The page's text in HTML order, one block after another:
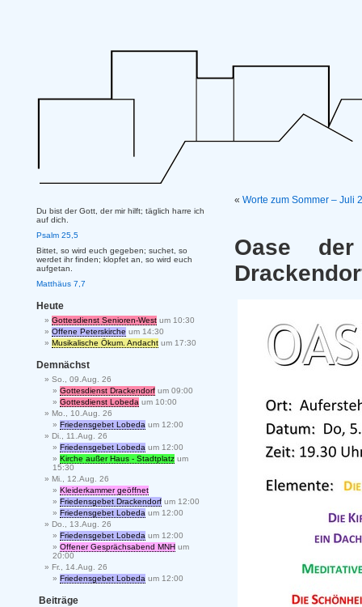
« Worte zum Sommer – Juli
Oase
Du bist der Gott, der mir hilft; täglich harre ich
auf dich.
Psalm 25,5
Bittet, so wird euch gegeben; suchet, so
werdet ihr finden; klopfet an, so wird euch
aufgetan.
Matthäus 7,7
Heute
Gottesdienst Senioren-West um 10:30
Offene Peterskirche um 14:30
Musikalische Ökum. Andacht um 17:30
Demnächst
So., 09.Aug. 26
Gottesdienst Drackendorf um 09:00
Gottesdienst Lobeda um 10:00
Mo., 10.Aug. 26
Friedensgebet Lobeda um 12:00
Di., 11.Aug. 26
Friedensgebet Lobeda um 12:00
Kirche außer Haus - Stadtplatz um
15:30
Mi., 12.Aug. 26
Kleiderkammer geöffnet
Friedensgebet Drackendorf um 12:00
Friedensgebet Lobeda um 12:00
Do., 13.Aug. 26
Friedensgebet Lobeda um 12:00
Offener Gesprächsabend MNH um
20:00
Fr., 14.Aug. 26
Friedensgebet Lobeda um 12:00
Beiträge